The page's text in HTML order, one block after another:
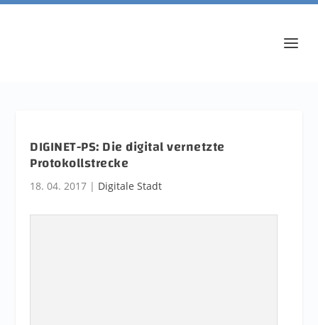
DIGINET-PS: Die digital vernetzte
Protokollstrecke
18. 04. 2017 | Digitale Stadt